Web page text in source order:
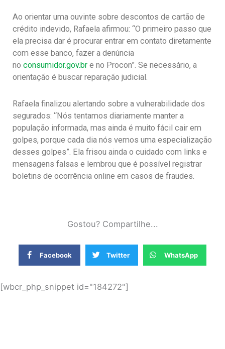
Ao orientar uma ouvinte sobre descontos de cartão de
crédito indevido, Rafaela afirmou: “O primeiro passo que
ela precisa dar é procurar entrar em contato diretamente
com esse banco, fazer a denúncia
no consumidor.gov.br e no Procon”. Se necessário, a
orientação é buscar reparação judicial.
Rafaela finalizou alertando sobre a vulnerabilidade dos
segurados: “Nós tentamos diariamente manter a
população informada, mas ainda é muito fácil cair em
golpes, porque cada dia nós vemos uma especialização
desses golpes”. Ela frisou ainda o cuidado com links e
mensagens falsas e lembrou que é possível registrar
boletins de ocorrência online em casos de fraudes.
Gostou? Compartilhe...
Facebook Twitter WhatsApp
[wbcr_php_snippet id="184272"]